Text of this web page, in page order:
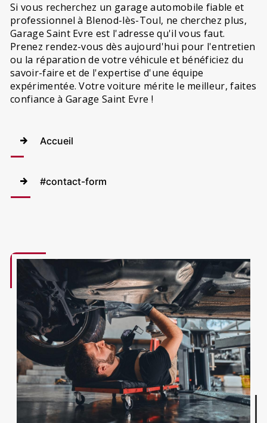
Si vous recherchez un garage automobile fiable et
professionnel à Blenod-lès-Toul, ne cherchez plus,
Garage Saint Evre est l'adresse qu'il vous faut.
Prenez rendez-vous dès aujourd'hui pour l'entretien
ou la réparation de votre véhicule et bénéficiez du
savoir-faire et de l'expertise d'une équipe
expérimentée. Votre voiture mérite le meilleur, faites
confiance à Garage Saint Evre !
Accueil
#contact-form